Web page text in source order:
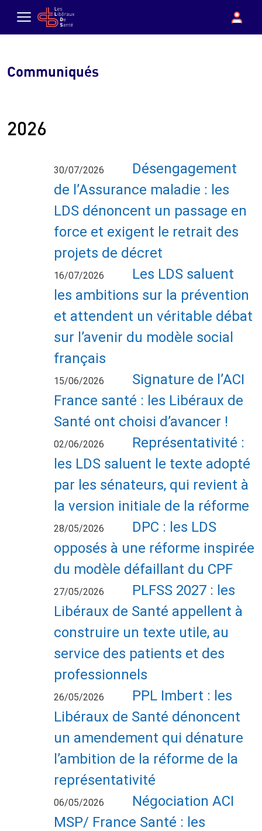
Aller au contenu principal
Menu
boutique
Communiqués
2026
30/07/2026
Désengagement
de l’Assurance maladie : les
LDS dénoncent un passage en
force et exigent le retrait des
projets de décret
16/07/2026
Les LDS saluent
les ambitions sur la prévention
et attendent un véritable débat
sur l’avenir du modèle social
français
15/06/2026
Signature de l’ACI
France santé : les Libéraux de
Santé ont choisi d’avancer !
02/06/2026
Représentativité :
les LDS saluent le texte adopté
par les sénateurs, qui revient à
la version initiale de la réforme
28/05/2026
DPC : les LDS
opposés à une réforme inspirée
du modèle défaillant du CPF
27/05/2026
PLFSS 2027 : les
Libéraux de Santé appellent à
construire un texte utile, au
service des patients et des
professionnels
26/05/2026
PPL Imbert : les
Libéraux de Santé dénoncent
un amendement qui dénature
l’ambition de la réforme de la
représentativité
06/05/2026
Négociation ACI
MSP/ France Santé : les